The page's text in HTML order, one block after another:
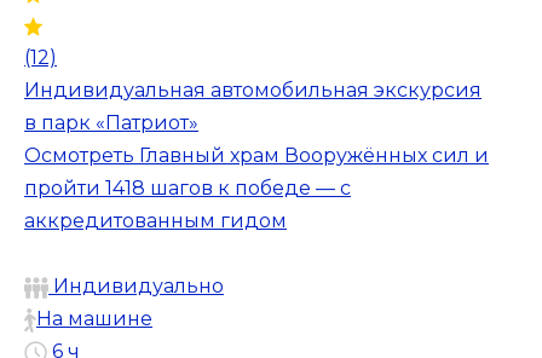
(12)
Индивидуальная автомобильная экскурсия
в парк «Патриот»
Осмотреть Главный храм Вооружённых сил и
пройти 1418 шагов к победе — с
аккредитованным гидом
Индивидуально
На машине
6 ч